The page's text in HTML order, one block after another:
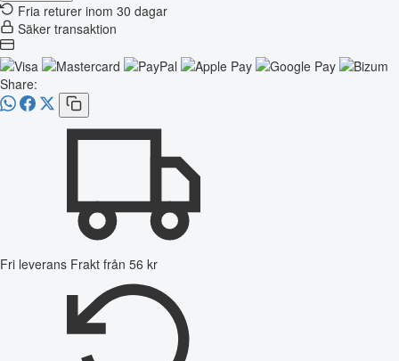
Fria returer inom 30 dagar
Säker transaktion
Share:
Fri leverans Frakt från 56 kr